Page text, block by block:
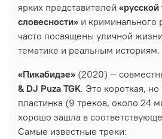
ярких представителей
словесности» и криминального
часто посвящены уличной
тематике и реальным историям.
«Пикабидзе» (2020) —
& DJ Puza TGK. Это короткая,
пластинка (9 треков, около 24
хорошо зашла в
Самые известные треки: